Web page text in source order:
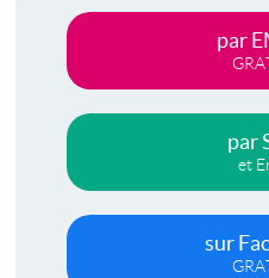
par
par
et
sur